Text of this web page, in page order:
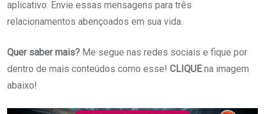
aplicativo. Envie essas mensagens para três
relacionamentos abençoados em sua vida.
Quer saber mais? Me segue nas redes sociais e fique por
dentro de mais conteúdos como esse! CLIQUEna imagem
abaixo!